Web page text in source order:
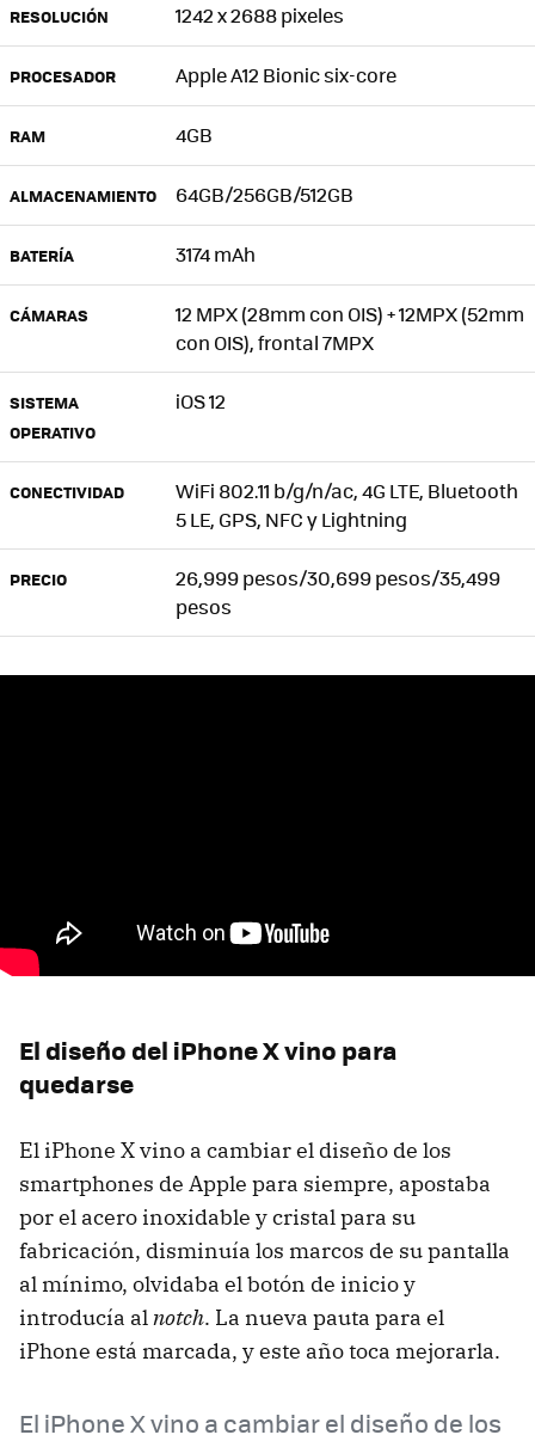
RESOLUCIÓN 1242 x 2688 pixeles
PROCESADOR Apple A12 Bionic six-core
RAM 4GB
ALMACENAMIENTO 64GB/256GB/512GB
BATERÍA 3174 mAh
CÁMARAS
12 MPX (28mm con OIS) + 12MPX (52mm
con OIS), frontal 7MPX
SISTEMA
OPERATIVO
iOS 12
CONECTIVIDAD
WiFi 802.11 b/g/n/ac, 4G LTE, Bluetooth
5 LE, GPS, NFC y Lightning
PRECIO
26,999 pesos/30,699 pesos/35,499
pesos
El diseño del iPhone X vino para
quedarse
El iPhone X vino a cambiar el diseño de los
smartphones de Apple para siempre, apostaba
por el acero inoxidable y cristal para su
fabricación, disminuía los marcos de su pantalla
al mínimo, olvidaba el botón de inicio y
introducía alnotch. La nueva pauta para el
iPhone está marcada, y este año toca mejorarla.
El iPhone X vino a cambiar el diseño de los